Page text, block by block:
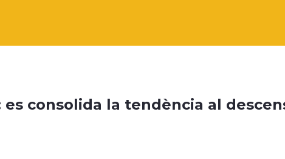
es consolida la tendència al